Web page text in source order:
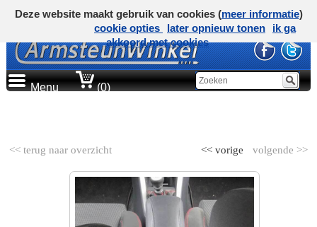
Menu (0)
<< terug naar overzicht volgende >>
<< vorige
Deze website maakt gebruik van cookies (meer informatie)
cookie opties
later opnieuw tonen
ik ga
akkoord met cookies